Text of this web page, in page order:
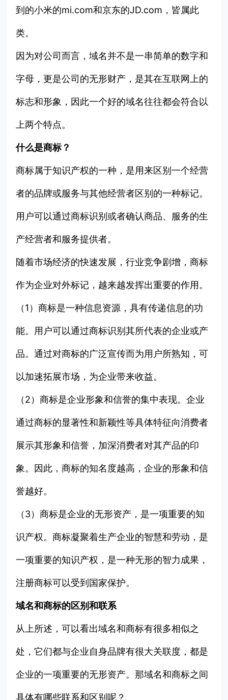
到的小米的mi.com和京东的JD.com，皆属此
类。
因为对公司而言，域名并不是一串简单的数字和
字母，更是公司的无形财产，是其在互联网上的
标志和形象，因此一个好的域名往往都会符合以
上两个特点。
什么是商标？
商标属于知识产权的一种，是用来区别一个经营
者的品牌或服务与其他经营者区别的一种标记。
用户可以通过商标识别或者确认商品、服务的生
产经营者和服务提供者。
随着市场经济的快速发展，行业竞争剧增，商标
作为企业对外标记，越来越发挥出重要的作用。
（1）商标是一种信息资源，具有传递信息的功
能。用户可以通过商标识别其所代表的企业或产
品。通过对商标的广泛宣传而为用户所熟知，可
以加速拓展市场，为企业带来收益。
（2）商标是企业形象和信誉的集中表现。企业
通过商标的显著性和新颖性等具体特征向消费者
展示其形象和信誉，加深消费者对其产品的印
象。因此，商标的知名度越高，企业的形象和信
誉越好。
（3）商标是企业的无形资产，是一项重要的知
识产权。商标凝聚着生产企业的智慧和劳动，是
一项重要的知识产权，是一种无形的智力成果，
注册商标可以受到国家保护。
域名和商标的区别和联系
从上所述，可以看出域名和商标有很多相似之
处，它们都与企业自身品牌有很大关联度，都是
企业的一项重要的无形资产。那域名和商标之间
具体有哪些联系和区别呢？